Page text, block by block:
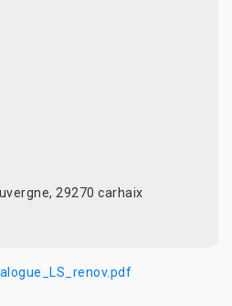
29270 carhaix